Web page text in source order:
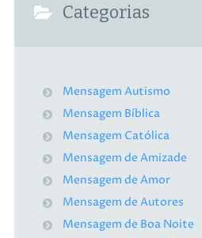
Categorias
Mensagem Autismo
Mensagem Bíblica
Mensagem Católica
Mensagem de Amizade
Mensagem de Amor
Mensagem de Autores
Mensagem de Boa Noite